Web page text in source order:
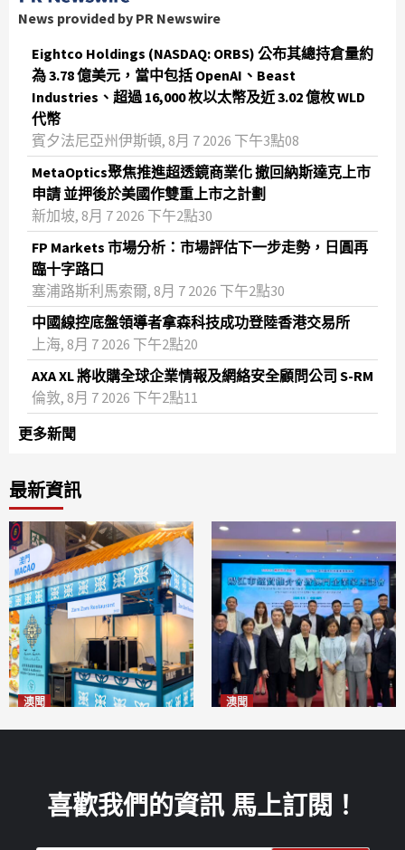
News provided by PR Newswire
Eightco Holdings (NASDAQ: ORBS) 公布其總持倉量約
為 3.78 億美元，當中包括 OpenAI、Beast
Industries、超過 16,000 枚以太幣及近 3.02 億枚 WLD
代幣
賓夕法尼亞州伊斯頓, 8月 7 2026 下午3點08
MetaOptics聚焦推進超透鏡商業化 撤回納斯達克上市
申請 並押後於美國作雙重上市之計劃
新加坡, 8月 7 2026 下午2點30
FP Markets 市場分析：市場評估下一步走勢，日圓再
臨十字路口
塞浦路斯利馬索爾, 8月 7 2026 下午2點30
中國線控底盤領導者拿森科技成功登陸香港交易所
上海, 8月 7 2026 下午2點20
AXA XL 將收購全球企業情報及網絡安全顧問公司 S-RM
倫敦, 8月 7 2026 下午2點11
更多新聞
最新資訊
澳聞 澳聞
喜歡我們的資訊 馬上訂閱！